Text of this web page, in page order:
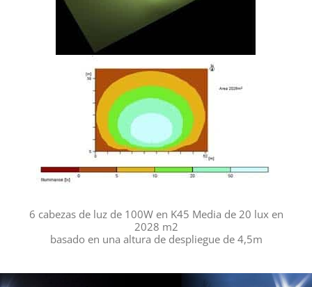
6 cabezas de luz de 100W en K45 Media de 20 lux en
2028 m2
basado en una altura de despliegue de 4,5m